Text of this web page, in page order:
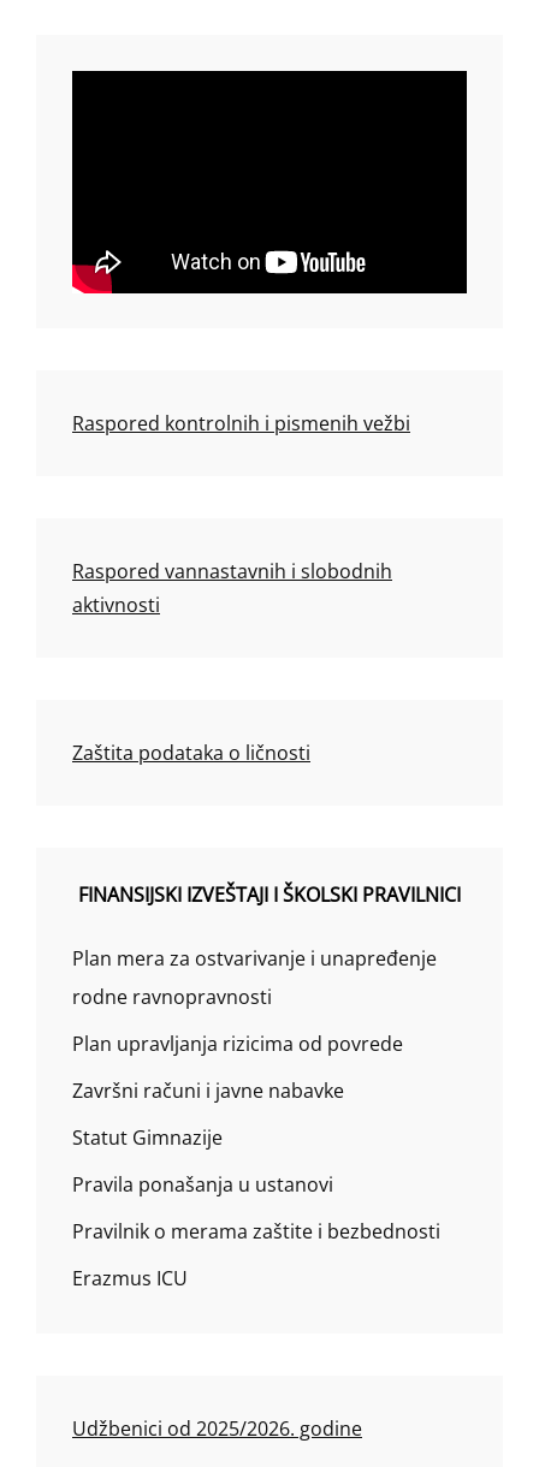
Raspored kontrolnih i pismenih vežbi
Raspored vannastavnih i slobodnih
aktivnosti
Zaštita podataka o ličnosti
FINANSIJSKI IZVEŠTAJI I ŠKOLSKI PRAVILNICI
Plan mera za ostvarivanje i unapređenje
rodne ravnopravnosti
Plan upravljanja rizicima od povrede
Završni računi i javne nabavke
Statut Gimnazije
Pravila ponašanja u ustanovi
Pravilnik o merama zaštite i bezbednosti
Erazmus ICU
Udžbenici od 2025/2026. godine